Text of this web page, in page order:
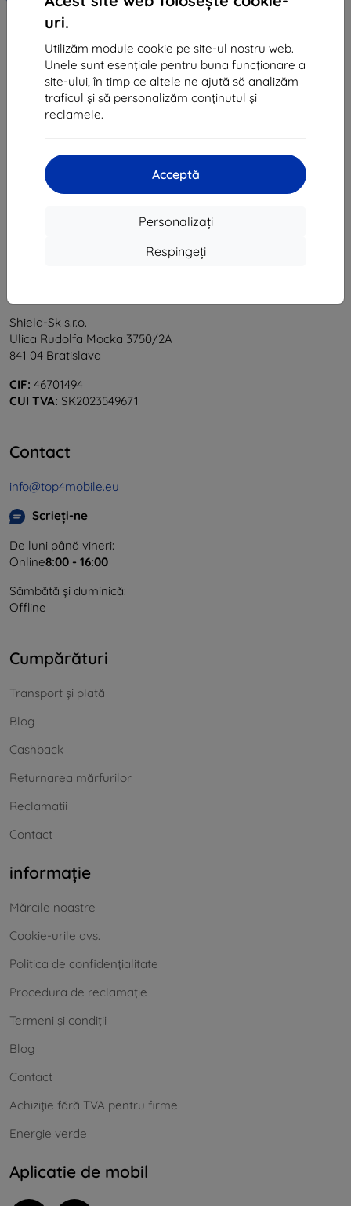
uri.
Utilizăm module cookie pe site-ul nostru web.
Unele sunt esențiale pentru buna funcționare a
site-ului, în timp ce altele ne ajută să analizăm
traficul și să personalizăm conținutul și
reclamele.
Acceptă
Personalizați
Respingeți
89 lei
În stoc 4 buc
din total
«
Shield-Sk s.r.o.
Ulica Rudolfa Mocka 3750/2A
841 04 Bratislava
CIF: 46701494
CUI TVA: SK2023549671
Contact
info@top4mobile.eu
Scrieți-ne
De luni până vineri:
Online8:00 - 16:00
Sâmbătă și duminică:
Offline
Cumpărături
Transport și plată
Blog
Cashback
Returnarea mărfurilor
Reclamatii
Contact
informație
Mărcile noastre
Cookie-urile dvs.
Politica de confidențialitate
Procedura de reclamație
Termeni și condiții
Blog
Contact
Achiziție fără TVA pentru firme
Energie verde
Aplicatie de mobil